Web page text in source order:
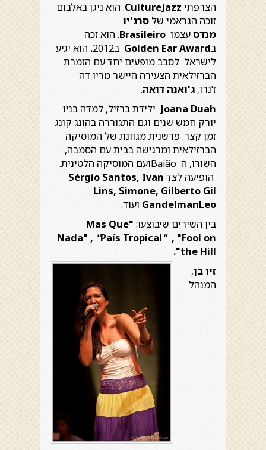
הצרפתי CultureJazz. הוא ניגן באלבום
זוכה הגראמי של סרג'יו
מנדסעצמו
. הוא זכה
בGolden Ear Award ב2012 . הוא יגיע
לישראל לסבב מופעים יחד עם הזמרת
הברזילאית הצעירה היישר מריו דה
ז'נרו, ג'ואנה דואה.
Joana Duah ילידת ברזיל, למדה בניו
יורק חמש שנים וגם התגוררה בהונג קונג
זמן קצר. פרשנית מגוונת של המוסיקה
הברזילאית ומרגישה בבית עם הסמבה,
השורו, ה Baiãoועם המוסיקה הלטינית.
הופיעה לצד Sérgio Santos, Ivan
Lins, Simone, Gilberto Gil
GandelmanLeo
ועוד.
בין השירים שיבוצעו: "Mas Que
Nada" , "País Tropical" , "Fool on
the Hill"
.
זיו בן,
המנהל